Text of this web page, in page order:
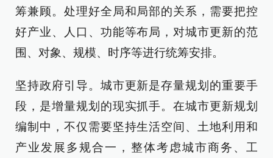
筹兼顾。处理好全局和局部的关系，需要把控
好产业、人口、功能等布局，对城市更新的范
围、对象、规模、时序等进行统筹安排。
坚持政府引导。城市更新是存量规划的重要手
段，是增量规划的现实抓手。在城市更新规划
编制中，不仅需要坚持生活空间、土地利用和
产业发展多规合一，整体考虑城市商务、工